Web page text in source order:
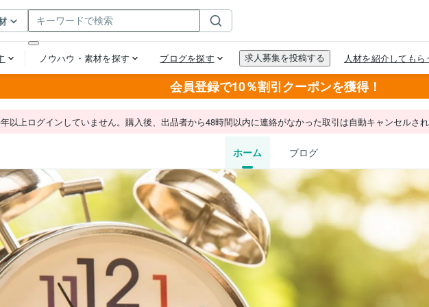
会員登録で10％割引クーポンを獲得！
以上ログインしていません。購入後、出品者から48時間以内に連絡がなかった取引は自動キャンセルさ
ホーム ブログ